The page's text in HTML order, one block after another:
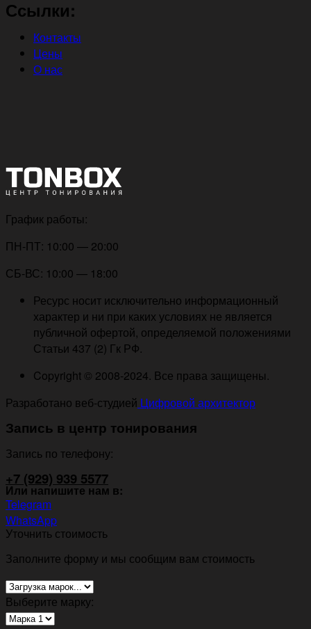
Ссылки:
Контакты
Цены
О нас
График работы:
ПН-ПТ: 10:00 — 20:00
СБ-ВС: 10:00 — 18:00
Ресурс носит исключительно информационный
характер и ни при каких условиях не является
публичной офертой, определяемой положениями
Статьи 437 (2) Гк РФ.
Copyright © 2008-2024. Все права защищены.
Разработано веб-студией Цифровой архитектор
Запись в центр тонирования
Запись по телефону:
+7 (929) 939 5577
Или напишите нам в:
Telegram
WhatsApp
Уточнить стоимость
Заполните форму и мы сообщим вам стоимость
Выберите марку: